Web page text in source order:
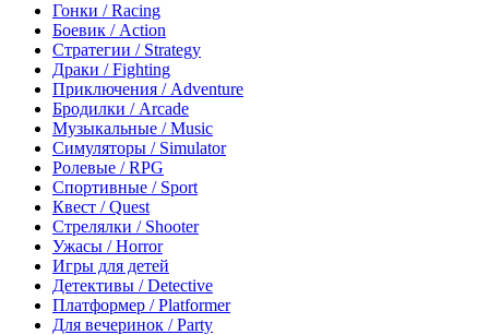
Гонки / Racing
Боевик / Action
Стратегии / Strategy
Драки / Fighting
Приключения / Adventure
Бродилки / Arcade
Музыкальные / Music
Симуляторы / Simulator
Ролевые / RPG
Спортивные / Sport
Квест / Quest
Стрелялки / Shooter
Ужасы / Horror
Игры для детей
Детективы / Detective
Платформер / Platformer
Для вечеринок / Party